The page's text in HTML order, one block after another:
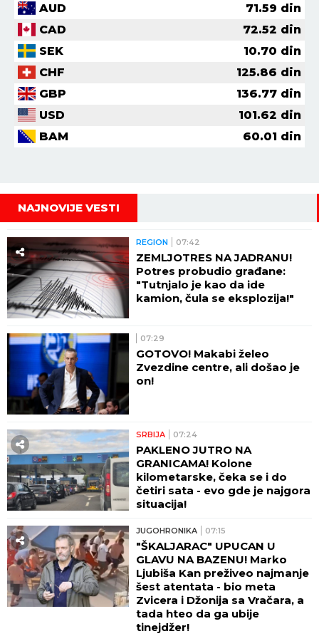
AUD
71.59 din
CAD
72.52 din
SEK
10.70 din
CHF
125.86 din
GBP
136.77 din
USD
101.62 din
BAM
60.01 din
NAJNOVIJE VESTI
REGION 07:42
ZEMLJOTRES NA JADRANU!
Potres probudio građane:
"Tutnjalo je kao da ide
kamion, čula se eksplozija!"
07:29
GOTOVO! Makabi želeo
Zvezdine centre, ali došao je
on!
SRBIJA 07:24
PAKLENO JUTRO NA
GRANICAMA! Kolone
kilometarske, čeka se i do
četiri sata - evo gde je najgora
situacija!
JUGOHRONIKA 07:15
"ŠKALJARAC" UPUCAN U
GLAVU NA BAZENU! Marko
Ljubiša Kan preživeo najmanje
šest atentata - bio meta
Zvicera i Džonija sa Vračara, a
tada hteo da ga ubije
tinejdžer!